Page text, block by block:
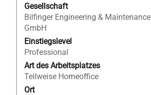
Gesellschaft
Bilfinger Engineering & Maintenance
GmbH
Einstiegslevel
Professional
Art des Arbeitsplatzes
Teilweise Homeoffice
Ort
Leertaste,
um
die
Stelleninformationen
vollständig
anzuzeigen.